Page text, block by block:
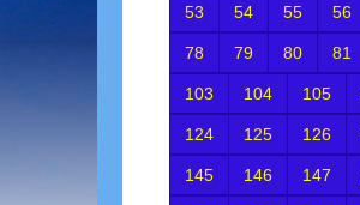
53 54 55 56
78 79 80 81
103 104 105
124 125 126
145 146 147